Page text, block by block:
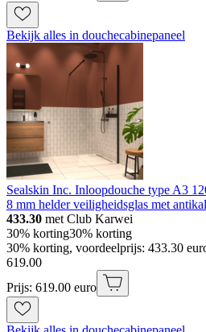
Bekijk alles in douchecabinepaneel
Sealskin Inc. Inloopdouche type A3
8 mm helder veiligheidsglas met
433.30 met Club Karwei
30% korting30% korting
30% korting, voordeelprijs: 433.30
619.00
Prijs: 619.00 euro